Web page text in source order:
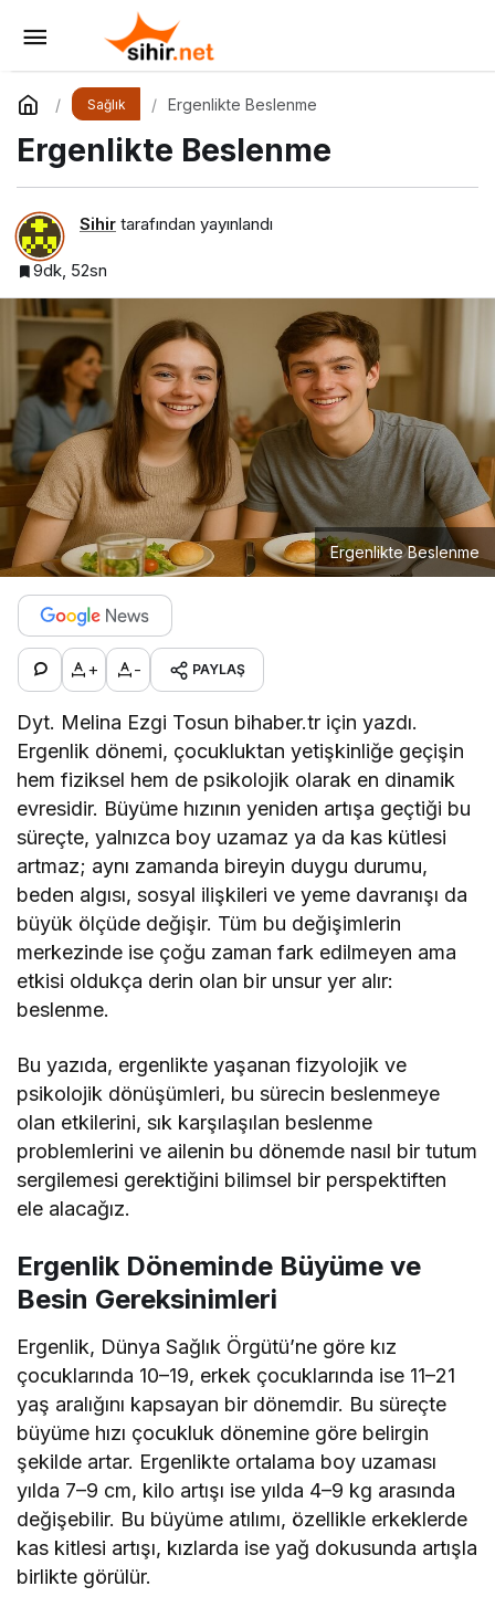
Sağlık Ergenlikte Beslenme
Ergenlikte Beslenme
Sihir tarafından yayınlandı
9dk, 52sn
Ergenlikte Beslenme
+ - PAYLAŞ
Dyt. Melina Ezgi Tosun bihaber.tr için yazdı.
Ergenlik dönemi, çocukluktan yetişkinliğe geçişin
hem fiziksel hem de psikolojik olarak en dinamik
evresidir. Büyüme hızının yeniden artışa geçtiği bu
süreçte, yalnızca boy uzamaz ya da kas kütlesi
artmaz; aynı zamanda bireyin duygu durumu,
beden algısı, sosyal ilişkileri ve yeme davranışı da
büyük ölçüde değişir. Tüm bu değişimlerin
merkezinde ise çoğu zaman fark edilmeyen ama
etkisi oldukça derin olan bir unsur yer alır:
beslenme.
Bu yazıda, ergenlikte yaşanan fizyolojik ve
psikolojik dönüşümleri, bu sürecin beslenmeye
olan etkilerini, sık karşılaşılan beslenme
problemlerini ve ailenin bu dönemde nasıl bir tutum
sergilemesi gerektiğini bilimsel bir perspektiften
ele alacağız.
Ergenlik Döneminde Büyüme ve
Besin Gereksinimleri
Ergenlik, Dünya Sağlık Örgütü’ne göre kız
çocuklarında 10–19, erkek çocuklarında ise 11–21
yaş aralığını kapsayan bir dönemdir. Bu süreçte
büyüme hızı çocukluk dönemine göre belirgin
şekilde artar. Ergenlikte ortalama boy uzaması
yılda 7–9 cm, kilo artışı ise yılda 4–9 kg arasında
değişebilir. Bu büyüme atılımı, özellikle erkeklerde
kas kitlesi artışı, kızlarda ise yağ dokusunda artışla
birlikte görülür.
Beslenme Çantasında Neler Olmalı:
Çocuklar İçin Lezzetli ve Dengeli Alternatifler
Yorum Yap